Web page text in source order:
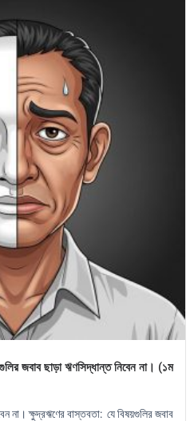
জবাব ছাড়া ঋণসিদ্ধান্ত নিবেন না। (১ম
না। ক্ষুদ্রঋণের বাস্তবতা: যে বিষয়গুলির জবাব